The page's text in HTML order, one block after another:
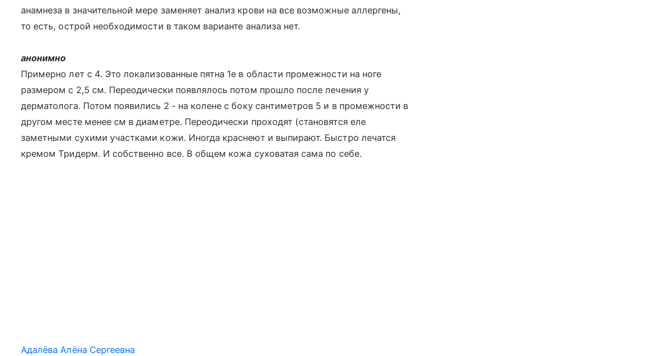
анамнеза в значительной мере заменяет анализ крови на все возможные аллергены,
то есть, острой необходимости в таком варианте анализа нет.
анонимно
Примерно лет с 4. Это локализованные пятна 1е в области промежности на ноге
размером с 2,5 см. Переодически появлялось потом прошло после лечения у
дерматолога. Потом появились 2 - на колене с боку сантиметров 5 и в промежности в
другом месте менее см в диаметре. Переодически проходят (становятся еле
заметными сухими участками кожи. Иногда краснеют и выпирают. Быстро лечатся
кремом Тридерм. И собственно все. В общем кожа суховатая сама по себе.
Адалёва Алёна Сергеевна